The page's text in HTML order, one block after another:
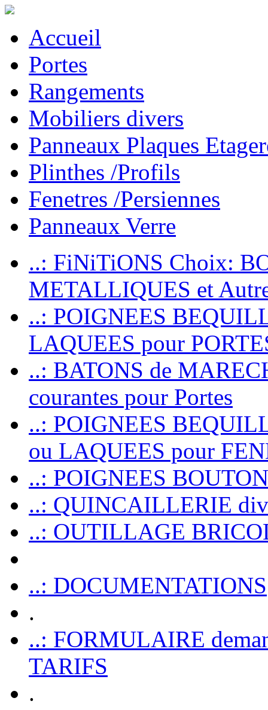
Accueil
Portes
Rangements
Mobiliers divers
Panneaux Plaques
Plinthes /Profils
Fenetres /Persiennes
Panneaux Verre
..: FiNiTiONS Choix:
METALLIQUES et
..: POIGNEES
LAQUEES pour
..: BATONS de
courantes pour Portes
..: POIGNEES
ou LAQUEES pour
..: POIGNEES
..: QUINCAILLERIE
..: OUTILLAGE
..: DOCUMENTATIONS
.
..: FORMULAIRE
TARIFS
.